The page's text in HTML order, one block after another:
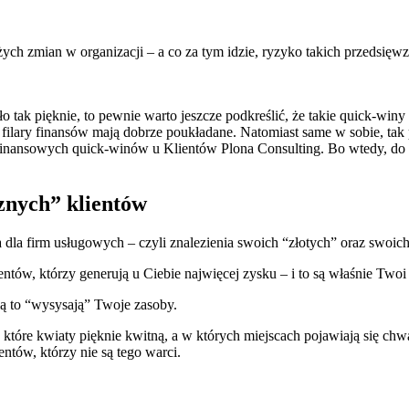
zmian w organizacji – a co za tym idzie, ryzyko takich
tak pięknie, to pewnie warto jeszcze podkreślić, że takie quick-
finansów mają dobrze poukładane. Natomiast same w sobie,
quick-winów u Klientów Plona Consulting. Bo wtedy, do
klientów
firm usługowych – czyli znalezienia swoich “złotych” oraz
którzy generują u Ciebie najwięcej zysku – i to są właśnie
to “wysysają” Twoje zasoby.
kwiaty pięknie kwitną, a w których miejscach pojawiają się
którzy nie są tego warci.